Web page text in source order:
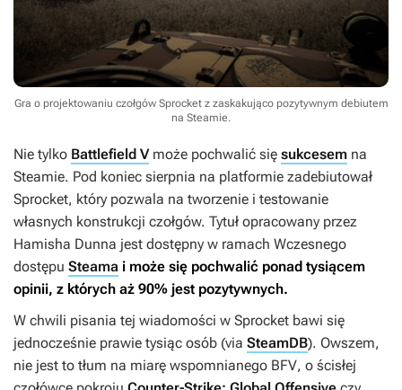
Gra o projektowaniu czołgów Sprocket z zaskakująco pozytywnym debiutem
na Steamie.
Nie tylko Battlefield Vmoże pochwalić się sukcesem na
Steamie. Pod koniec sierpnia na platformie zadebiutował
Sprocket, który pozwala na tworzenie i testowanie
własnych konstrukcji czołgów. Tytuł opracowany przez
Hamisha Dunna jest dostępny w ramach Wczesnego
dostępu Steama i może się pochwalić ponad tysiącem
opinii, z których aż 90% jest pozytywnych.
W chwili pisania tej wiadomości w Sprocket bawi się
jednocześnie prawie tysiąc osób (via SteamDB). Owszem,
nie jest to tłum na miarę wspomnianego BFV, o ścisłej